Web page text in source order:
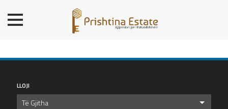
TROJE
LLOJI
Të Gjitha